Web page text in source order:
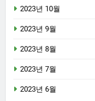
2023년 10월
2023년 9월
2023년 8월
2023년 7월
2023년 6월